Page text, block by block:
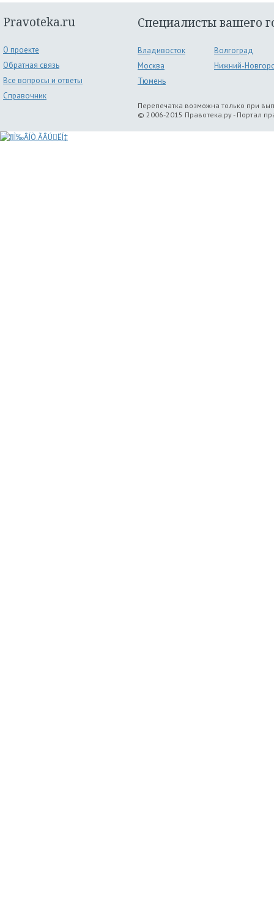
Pravoteka.ru
О проекте
Обратная связь
Все вопросы и ответы
Справочник
Специалисты вашего
Владивосток
Волгоград
Москва
Нижний-
Тюмень
Перепечатка возможна только при
© 2006-2015 Правотека.ру - Портал